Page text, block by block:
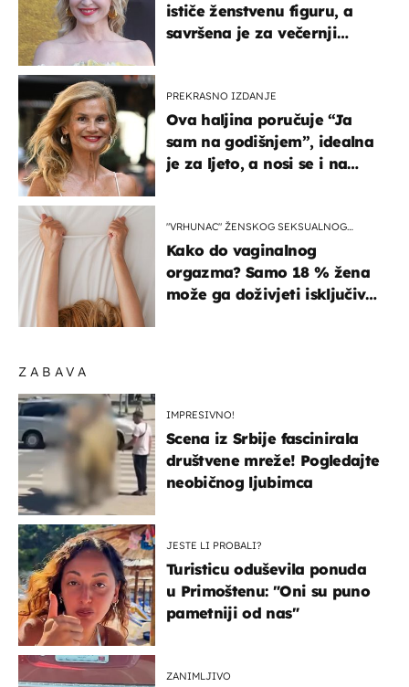
ZABAVA
IMPRESIVNO!
Scena iz Srbije fascinirala
društvene mreže! Pogledajte
neobičnog ljubimca
JESTE LI PROBALI?
Turisticu oduševila ponuda
u Primoštenu: "Oni su puno
pametniji od nas"
ZANIMLJIVO
ističe ženstvenu figuru, a
savršena je za večernji
PREKRASNO IZDANJE
Ova haljina poručuje “Ja
sam na godišnjem”, idealna
je za ljeto, a nosi se i na
"VRHUNAC" ŽENSKOG SEKSUALNOG
Kako do vaginalnog
orgazma? Samo 18 % žena
može ga doživjeti isključivo